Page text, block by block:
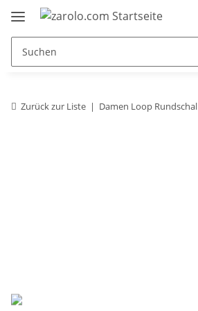
Zurück zur Liste Damen Loop Rundschal